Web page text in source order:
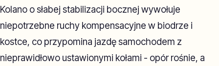
Kolano o słabej stabilizacji bocznej wywołuje
niepotrzebne ruchy kompensacyjne w biodrze i
kostce, co przypomina jazdę samochodem z
nieprawidłowo ustawionymi kołami - opór rośnie, a